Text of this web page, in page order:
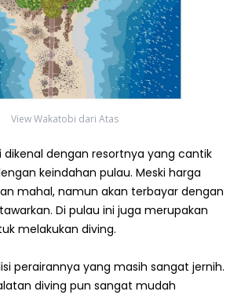
View Wakatobi dari Atas
dikenal dengan resortnya yang cantik
keindahan pulau. Meski harga
mahal, namun akan terbayar dengan
Di pulau ini juga merupakan
melakukan diving.
perairannya yang masih sangat jernih.
diving pun sangat mudah